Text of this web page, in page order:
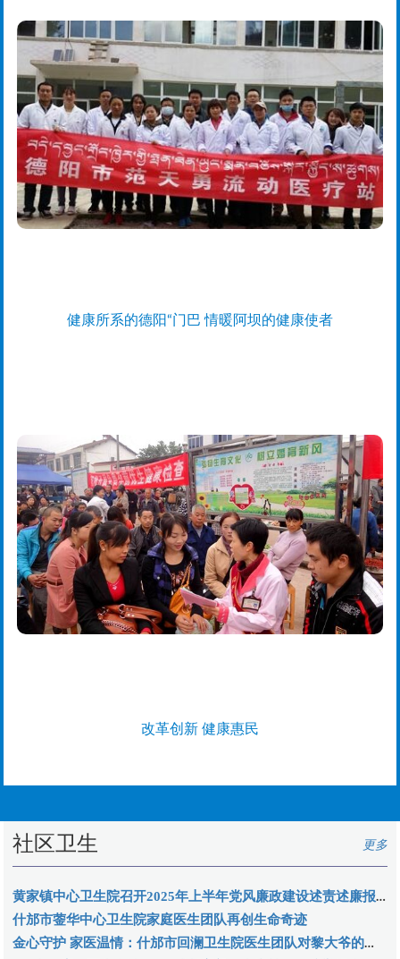
健康所系的德阳“门巴 情暖阿坝的健康使者
改革创新 健康惠民
社区卫生 更多
黄家镇中心卫生院召开2025年上半年党风廉政建设述责述廉报告会
什邡市蓥华中心卫生院家庭医生团队再创生命奇迹
金心守护 家医温情：什邡市回澜卫生院医生团队对黎大爷的悉心照料